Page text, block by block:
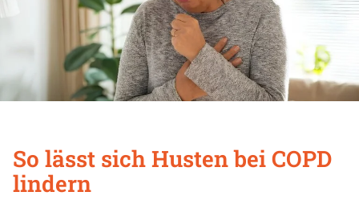
So lässt sich Husten bei COPD
lindern